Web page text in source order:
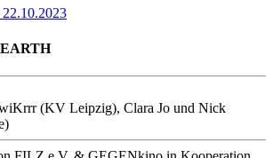
(KV Leipzig), Clara Jo und Nick